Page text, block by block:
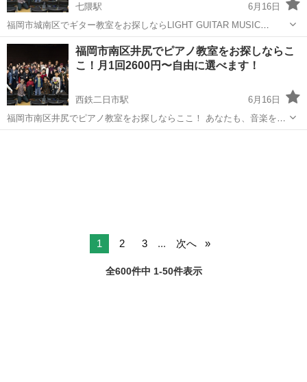
七隈駅
6月16日
福岡市城南区でギター教室をお探しならLIGHT GUITAR MUSIC
SCHOOLで是非、無料体験レッスンをお試しください！ 地下鉄七隈駅
と同じビル内にあるのでとても通いやすい場所にあります。 楽器も持
ってい...
福岡 福岡市 七隈駅 ギター
福岡市南区井尻でピアノ教室をお探しならこ
こ！月1回2600円〜自由に選べます！
西鉄二日市駅
6月16日
福岡市南区井尻でピアノ教室をお探しならここ！ あなたも、音楽を楽
しみながらレベルアップを実感！！ ピアノを習いたいならここ！ 初心
1 2 3 ... 次へ
全600件中 1-50件表示